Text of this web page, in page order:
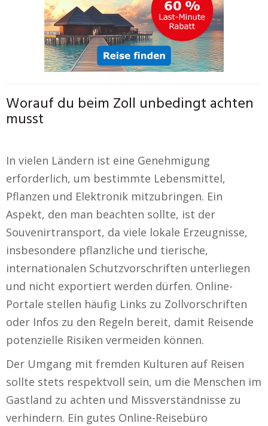
Worauf du beim Zoll unbedingt achten
musst
In vielen Ländern ist eine Genehmigung
erforderlich, um bestimmte Lebensmittel,
Pflanzen und Elektronik mitzubringen. Ein
Aspekt, den man beachten sollte, ist der
Souvenirtransport, da viele lokale Erzeugnisse,
insbesondere pflanzliche und tierische,
internationalen Schutzvorschriften unterliegen
und nicht exportiert werden dürfen. Online-
Portale stellen häufig Links zu Zollvorschriften
oder Infos zu den Regeln bereit, damit Reisende
potenzielle Risiken vermeiden können.
Der Umgang mit fremden Kulturen auf Reisen
sollte stets respektvoll sein, um die Menschen im
Gastland zu achten und Missverständnisse zu
verhindern. Ein gutes Online-Reisebüro